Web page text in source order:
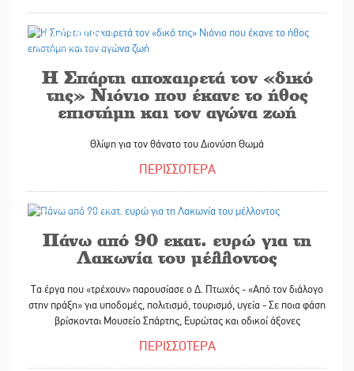
04/05/2026
Η Σπάρτη αποχαιρετά τον «δικό
της» Νιόνιο που έκανε το ήθος
επιστήμη και τον αγώνα ζωή
Θλίψη για τον θάνατο του Διονύση Θωμά
ΠΕΡΙΣΣΟΤΕΡΑ
Πάνω από 90 εκατ. ευρώ για τη
Λακωνία του μέλλοντος
Τα έργα που «τρέχουν» παρουσίασε ο Δ. Πτωχός - «Από τον διάλογο
στην πράξη» για υποδομές, πολιτισμό, τουρισμό, υγεία - Σε ποια φάση
βρίσκονται Μουσείο Σπάρτης, Ευρώτας και οδικοί άξονες
ΠΕΡΙΣΣΟΤΕΡΑ